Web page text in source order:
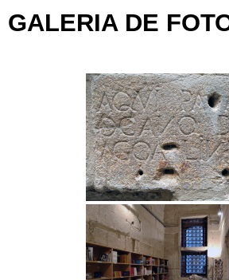
GALERIA DE